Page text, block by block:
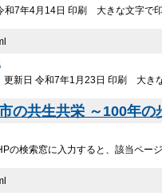
7年4月14日 印刷 大きな文字で
新日 令和7年1月23日 印刷 大き
の共生共栄 ～100年
の検索窓に入力すると、該当ペ